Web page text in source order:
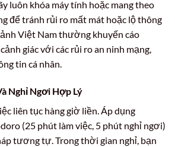
luôn khóa máy tính hoặc mang theo
để tránh rủi ro mất mát hoặc lộ thông
Việt Nam thường khuyến cáo
giác với các rủi ro an ninh mạng,
tin cá nhân.
Nghỉ Ngơi Hợp Lý
liên tục hàng giờ liền. Áp dụng
(25 phút làm việc, 5 phút nghỉ ngơi)
tương tự. Trong thời gian nghỉ, bạn